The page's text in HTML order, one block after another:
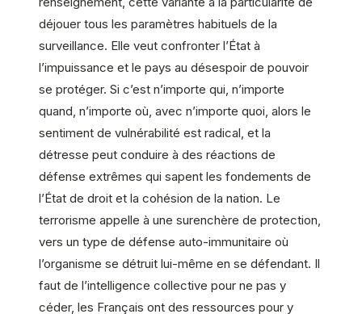
déjouer tous les paramètres habituels de la
surveillance. Elle veut confronter l’État à
l’impuissance et le pays au désespoir de pouvoir
se protéger. Si c’est n’importe qui, n’importe
quand, n’importe où, avec n’importe quoi, alors le
sentiment de vulnérabilité est radical, et la
détresse peut conduire à des réactions de
défense extrêmes qui sapent les fondements de
l’État de droit et la cohésion de la nation. Le
terrorisme appelle à une surenchère de protection,
vers un type de défense auto-immunitaire où
l’organisme se détruit lui-même en se défendant. Il
faut de l’intelligence collective pour ne pas y
céder, les Français ont des ressources pour y